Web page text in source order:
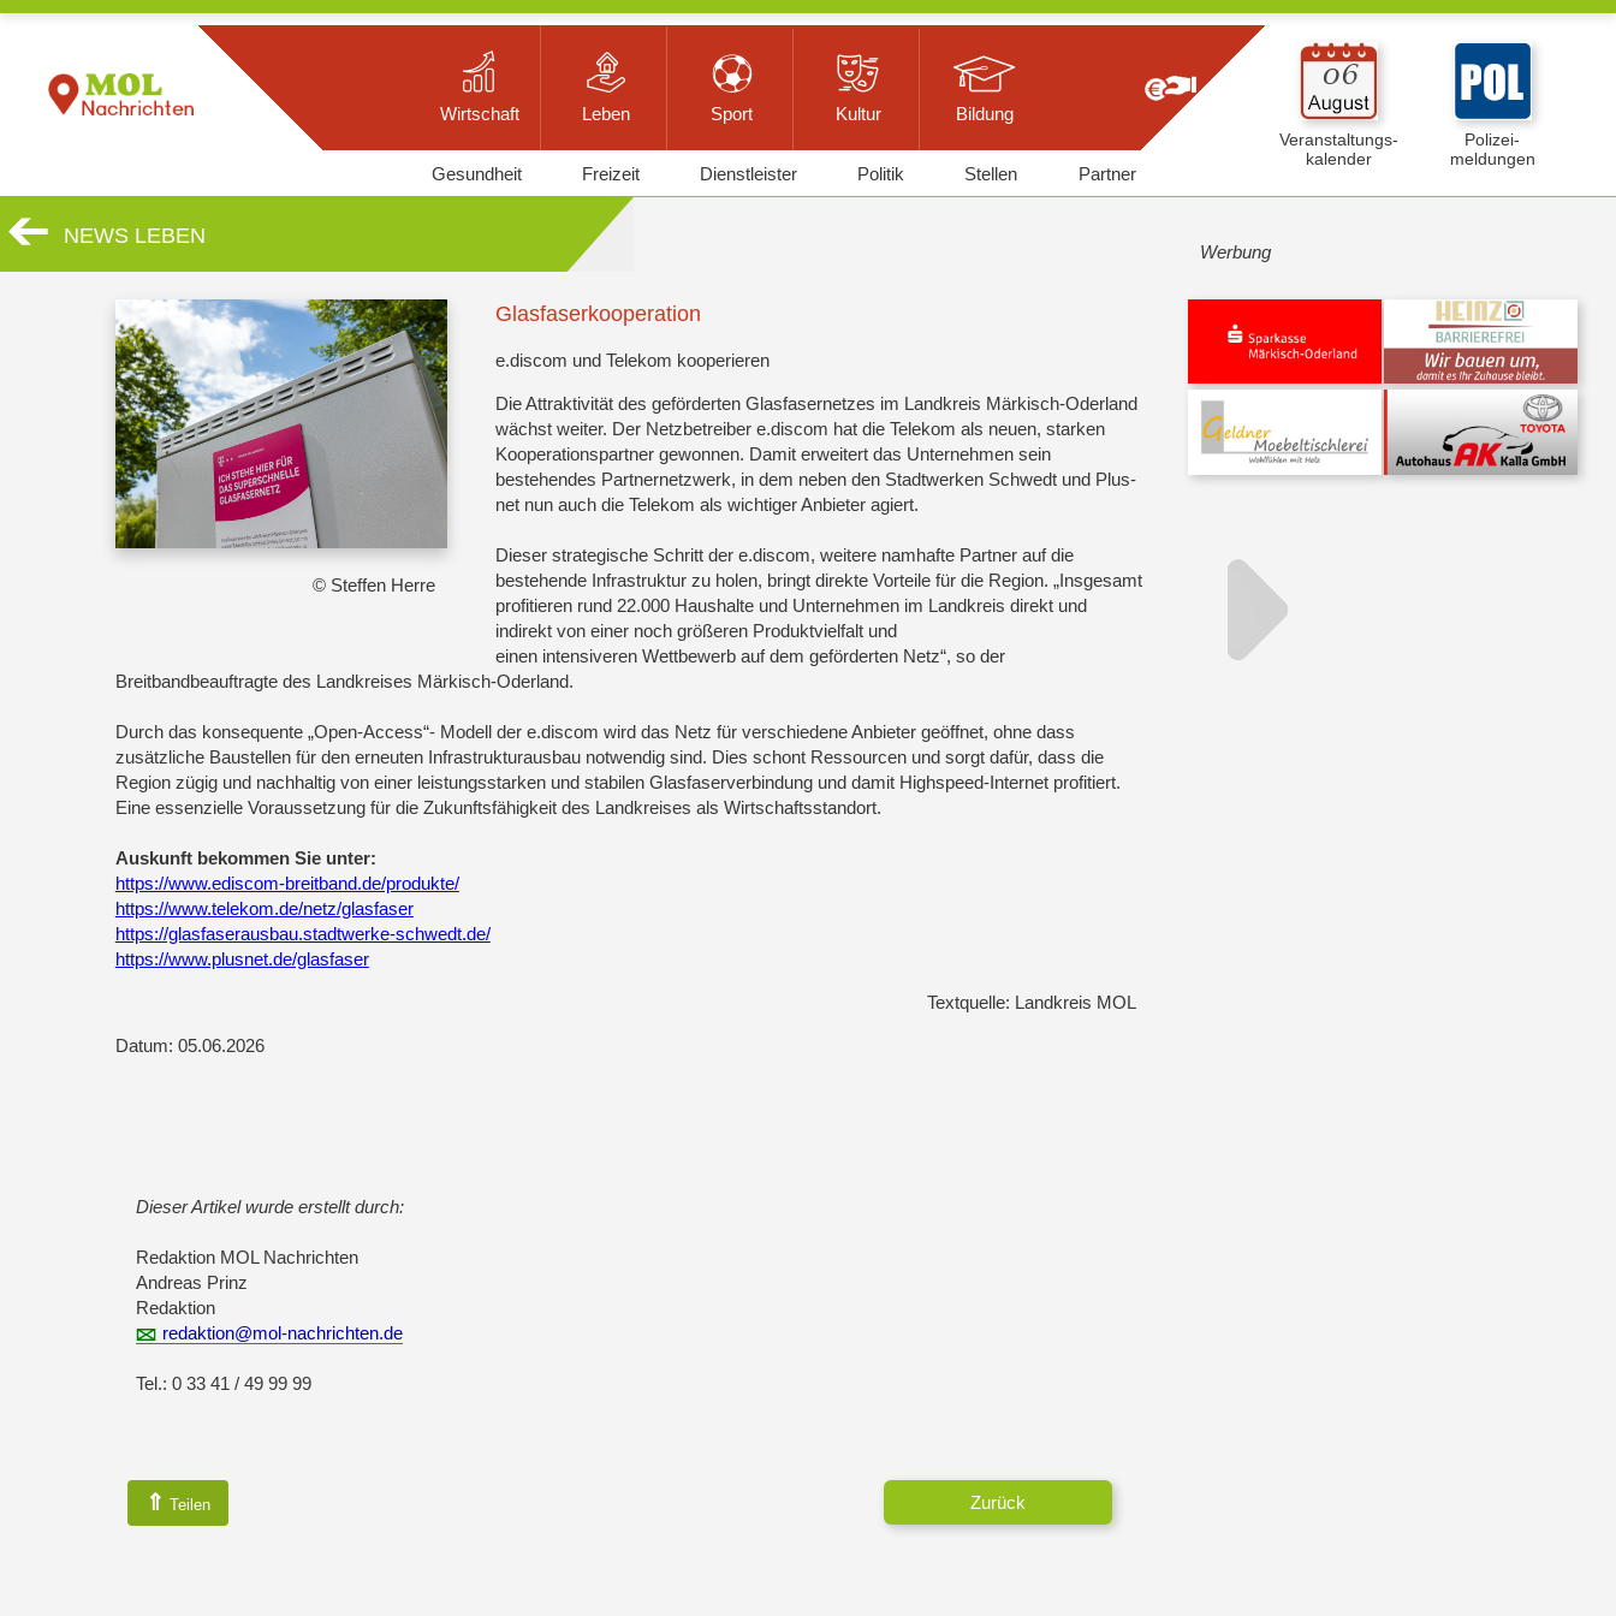
Wirtschaft Leben Sport Kultur Bildung
Veranstaltungs-
kalender
Polizei-
meldungen
Gesundheit Freizeit Dienstleister Politik Stellen Partner
NEWS LEBEN
© Steffen Herre
Glasfaserkooperation
e.discom und Telekom kooperieren
Die Attraktivität des geförderten Glasfasernetzes im Landkreis Märkisch-Oderland
wächst weiter. Der Netzbetreiber e.discom hat die Telekom als neuen, starken
Kooperationspartner gewonnen. Damit erweitert das Unternehmen sein
bestehendes Partnernetzwerk, in dem neben den Stadtwerken Schwedt und Plus-
net nun auch die Telekom als wichtiger Anbieter agiert.
Dieser strategische Schritt der e.discom, weitere namhafte Partner auf die
bestehende Infrastruktur zu holen, bringt direkte Vorteile für die Region. „Insgesamt
profitieren rund 22.000 Haushalte und Unternehmen im Landkreis direkt und
indirekt von einer noch größeren Produktvielfalt und
einen intensiveren Wettbewerb auf dem geförderten Netz“, so der
Breitbandbeauftragte des Landkreises Märkisch-Oderland.
Durch das konsequente „Open-Access“- Modell der e.discom wird das Netz für verschiedene Anbieter geöffnet, ohne dass
zusätzliche Baustellen für den erneuten Infrastrukturausbau notwendig sind. Dies schont Ressourcen und sorgt dafür, dass die
Region zügig und nachhaltig von einer leistungsstarken und stabilen Glasfaserverbindung und damit Highspeed-Internet profitiert.
Eine essenzielle Voraussetzung für die Zukunftsfähigkeit des Landkreises als Wirtschaftsstandort.
Auskunft bekommen Sie unter:
https://www.ediscom-breitband.de/produkte/
https://www.telekom.de/netz/glasfaser
https://glasfaserausbau.stadtwerke-schwedt.de/
https://www.plusnet.de/glasfaser
Textquelle: Landkreis MOL
Datum: 05.06.2026
Dieser Artikel wurde erstellt durch:
Redaktion MOL Nachrichten
Andreas Prinz
Redaktion
redaktion@mol-nachrichten.de
Tel.: 0 33 41 / 49 99 99
⇑ Teilen Zurück
Werbung